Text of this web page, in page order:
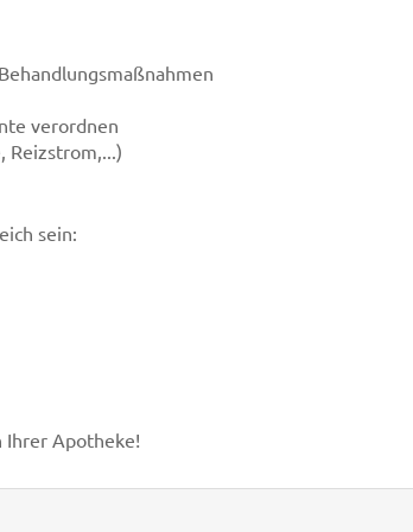
verordnen
Reizstrom,...)
sein:
Ihrer Apotheke!